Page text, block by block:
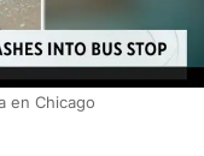
en Chicago